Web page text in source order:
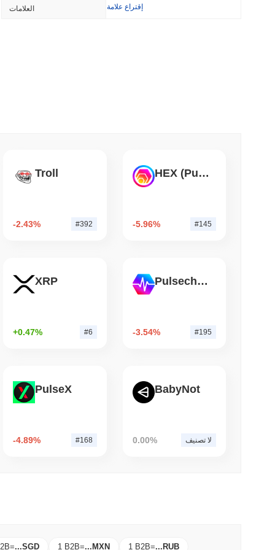
كوين بيس تضيف وول ستريت إلى تطبيقها للعملات
3 دقيقة
العلامات إقتراع علامة
Troll
-2.43% #392
HEX (Pulsechain)
-5.96% #145
XRP
+0.47% #6
Pulsechain
-3.54% #195
PulseX
-4.89% #168
BabyNot
0.00% لا تصنيف
=...SGD 1 B2B=...MXN 1 B2B=...RUB